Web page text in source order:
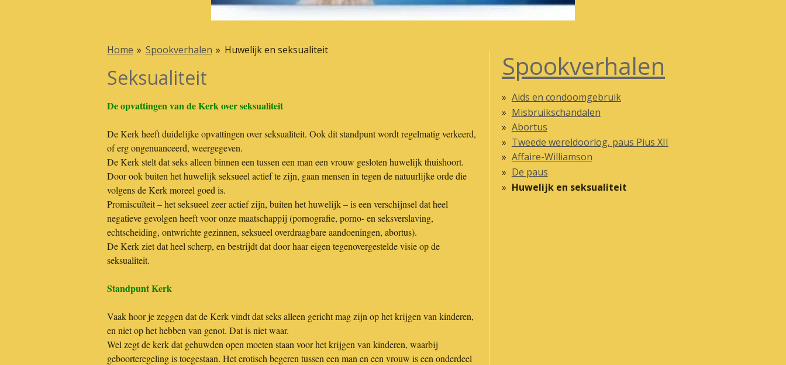
Home » Spookverhalen » Huwelijk en seksualiteit
Seksualiteit
De opvattingen van de Kerk over seksualiteit
De Kerk heeft duidelijke opvattingen over seksualiteit. Ook dit standpunt wordt regelmatig verkeerd,
of erg ongenuanceerd, weergegeven.
De Kerk stelt dat seks alleen binnen een tussen een man een vrouw gesloten huwelijk thuishoort.
Door ook buiten het huwelijk seksueel actief te zijn, gaan mensen in tegen de natuurlijke orde die
volgens de Kerk moreel goed is.
Promiscuïteit – het seksueel zeer actief zijn, buiten het huwelijk – is een verschijnsel dat heel
negatieve gevolgen heeft voor onze maatschappij (pornografie, porno- en seksverslaving,
echtscheiding, ontwrichte gezinnen, seksueel overdraagbare aandoeningen, abortus).
De Kerk ziet dat heel scherp, en bestrijdt dat door haar eigen tegenovergestelde visie op de
seksualiteit.
Standpunt Kerk
Vaak hoor je zeggen dat de Kerk vindt dat seks alleen gericht mag zijn op het krijgen van kinderen,
en niet op het hebben van genot. Dat is niet waar.
Wel zegt de kerk dat gehuwden open moeten staan voor het krijgen van kinderen, waarbij
geboorteregeling is toegestaan. Het erotisch begeren tussen een man en een vrouw is een onderdeel
Spookverhalen
Aids en condoomgebruik
Misbruikschandalen
Abortus
Tweede wereldoorlog, paus Pius XII
Affaire-Williamson
De paus
Huwelijk en seksualiteit